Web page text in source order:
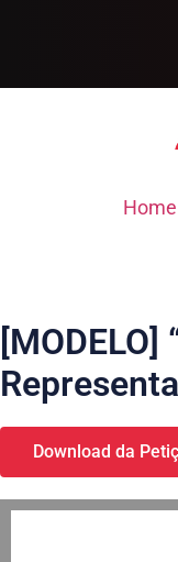
Home
[MODELO]
Download da